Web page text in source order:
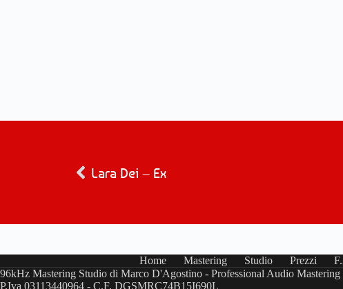
Lara Dei – Ex
Home Mastering Studio Prezzi
96kHz Mastering Studio di Marco D'Agostino - Professional Audio
P.Iva 03113440964 - C.F. DGSMRC74B15I690L